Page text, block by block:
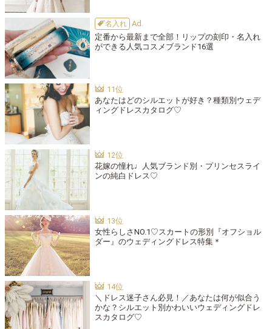
名入れ
定番から最新まで全部！リップの刻印・名入れ
ができる人気コスメブランド16選
あなたはどのシルエットが好き？種類別ウェデ
ィングドレスカタログ♡
花嫁の憧れ♩人気ブランド別・プリンセスライ
ンの純白ドレス♡
女性らしさNO.1♡スカートの形別『オフショル
ダー』のウェディングドレス特集＊
＼ドレス迷子さん必見！／あなたは何が似合う
かな？シルエット別かわいいウェディングドレ
スカタログ♡